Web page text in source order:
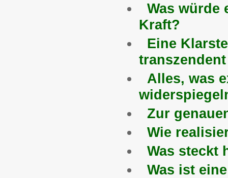
Was würde
Kraft?
Eine
Alles, was
Zur
Wie
Was steckt
Was ist